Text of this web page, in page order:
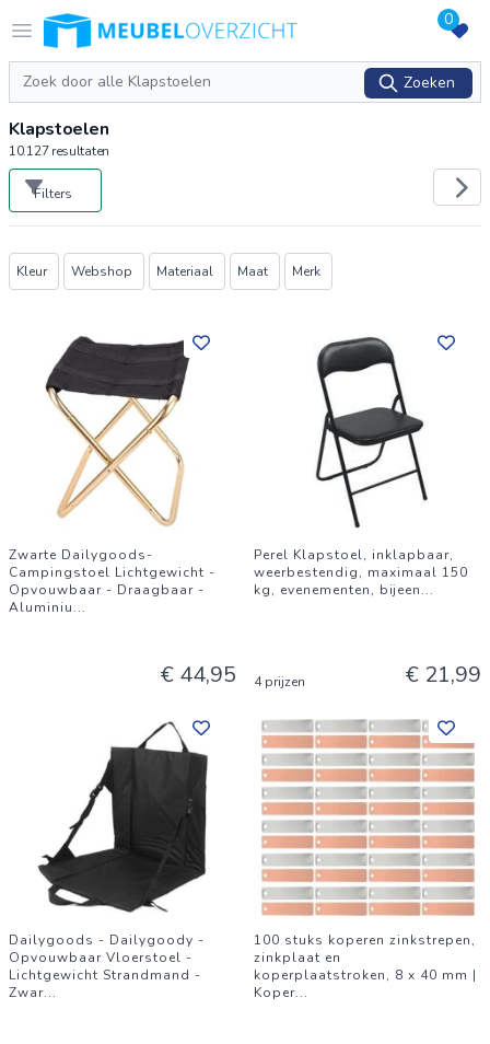
Open menu
Logo Meubeloverzicht.nl 0
Zoeken
Zoeken
Klapstoelen
10.127resultaten
Filters
Producten
Kleur Webshop Materiaal Maat Merk
Zwarte Dailygoods-
Campingstoel Lichtgewicht -
Opvouwbaar - Draagbaar -
Aluminiu...
€ 44,95
Perel Klapstoel, inklapbaar,
weerbestendig, maximaal 150
kg, evenementen, bijeen...
4 prijzen € 21,99
Dailygoods - Dailygoody -
Opvouwbaar Vloerstoel -
Lichtgewicht Strandmand -
Zwar...
100 stuks koperen zinkstrepen,
zinkplaat en
koperplaatstroken, 8 x 40 mm |
Koper...